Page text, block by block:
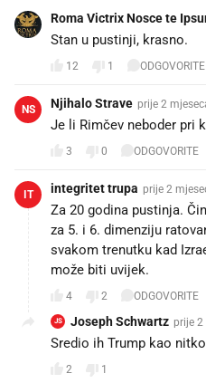
Roma Victrix Nosce te
Stan u pustinji, krasno.
12 1 ODGOVORITE
NS Njihalo Strave prije 2
Je li Rimčev neboder pri
3 0 ODGOVORITE
IT integritet trupa prije 2
Za 20 godina pustinja.
za 5. i 6. dimenziju
svakom trenutku kad
može biti uvijek.
4 2 ODGOVORITE
JS Joseph Schwartz prije 2
Sredio ih Trump kao
2
1